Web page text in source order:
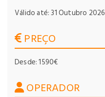
Válido até: 31 Outubro 2026
PREÇO
Desde: 1590€
OPERADOR